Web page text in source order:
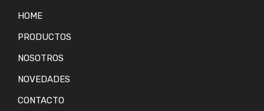
HOME
PRODUCTOS
NOSOTROS
NOVEDADES
CONTACTO